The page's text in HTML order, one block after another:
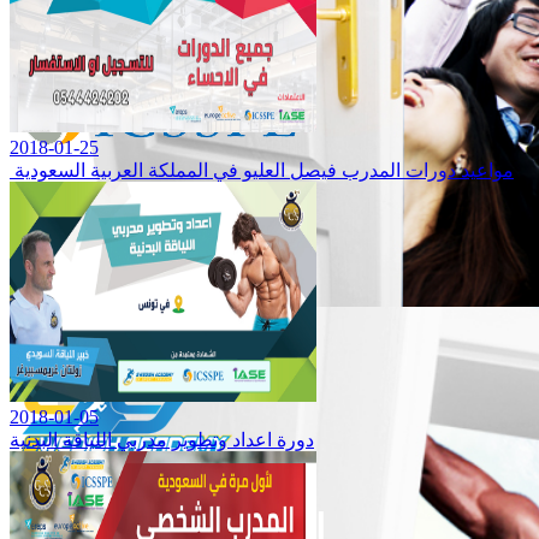
اعتمادات دولية
مناهج ضمن جودة
اقرأ المزيد
2018-01-25
مواعيد دورات المدرب فيصل العليو في المملكة العربية السعودية
2018-01-05
دورة اعداد وتطوير مدربي اللياقة البدنية
Mohamed Dahy Abass Hassan
لمزيد من مقالات الأعضاء
شركاؤنا
الأعضاء